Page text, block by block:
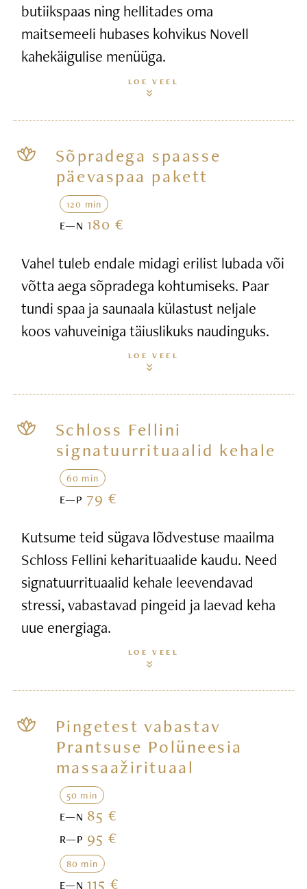
butiikspaas ning hellitades oma
maitsemeeli hubases kohvikus Novell
kahekäigulise menüüga.
LOE VEEL
Sõpradega spaasse
päevaspaa pakett
120 min
E—N180 €
Vahel tuleb endale midagi erilist lubada või
võtta aega sõpradega kohtumiseks. Paar
tundi spaa ja saunaala külastust neljale
koos vahuveiniga täiuslikuks naudinguks.
LOE VEEL
Schloss Fellini
signatuurrituaalid kehale
60 min
E—P 79 €
Kutsume teid sügava lõdvestuse maailma
Schloss Fellini keharituaalide kaudu. Need
signatuurrituaalid kehale leevendavad
stressi, vabastavad pingeid ja laevad keha
uue energiaga.
LOE VEEL
Pingetest vabastav
Prantsuse Polüneesia
massaažirituaal
50 min
E—N 85 €
R—P 95 €
80 min
E—N115 €